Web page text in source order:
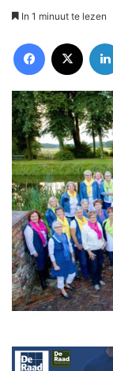
In 1 minuut te lezen